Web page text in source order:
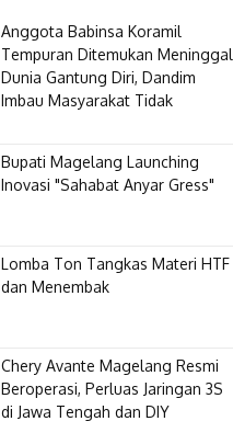
Anggota Babinsa Koramil
Tempuran Ditemukan Meninggal
Dunia Gantung Diri, Dandim
Imbau Masyarakat Tidak
Bupati Magelang Launching
Inovasi "Sahabat Anyar Gress"
Lomba Ton Tangkas Materi HTF
dan Menembak
​Chery Avante Magelang Resmi
Beroperasi, Perluas Jaringan 3S
di Jawa Tengah dan DIY